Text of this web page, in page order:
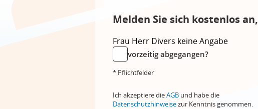
Melden Sie sich kostenlos
Frau Herr Divers keine Angabe
vorzeitig abgegangen?
* Pflichtfelder
Ich akzeptiere dieAGB und habe die
Datenschutzhinweisezur Kenntnis genommen.